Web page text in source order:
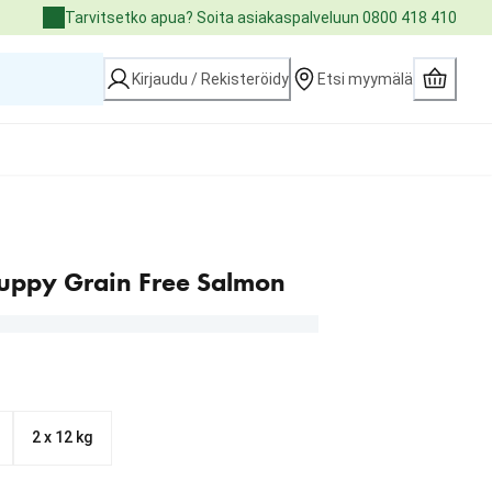
Tarvitsetko apua? Soita asiakaspalveluun 0800 418 410
Kirjaudu / Rekisteröidy Etsi myymälä
Grain Free Salmon
2 x 12 kg